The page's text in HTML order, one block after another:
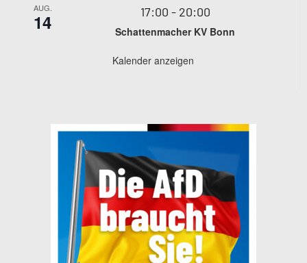
AUG.
14 17:00 - 20:00
Schattenmacher KV Bonn
Kalender anzeigen